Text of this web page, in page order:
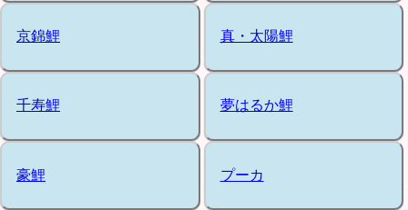
京錦鯉 真・太陽鯉
千寿鯉 夢はるか鯉
豪鯉 プーカ